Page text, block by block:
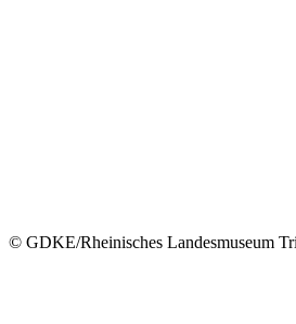
© GDKE/Rheinisches Landesmuseum